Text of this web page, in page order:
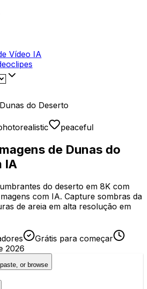
Vídeo IA
do Deserto
peaceful
de Dunas do
IA
do deserto em 8K com
com IA. Capture sombras da
de areia em alta resolução em
Grátis para começar
2026
or browse